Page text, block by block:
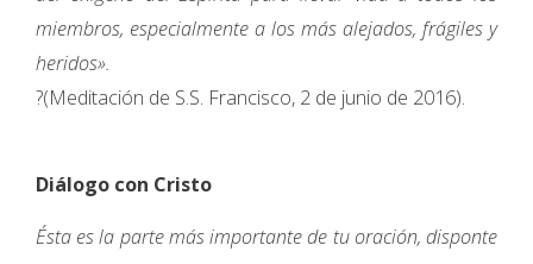
miembros, especialmente a los más alejados, frágiles y
heridos».
?(Meditación de S.S. Francisco, 2 de junio de 2016).
Diálogo con Cristo
Ésta es la parte más importante de tu oración, disponte